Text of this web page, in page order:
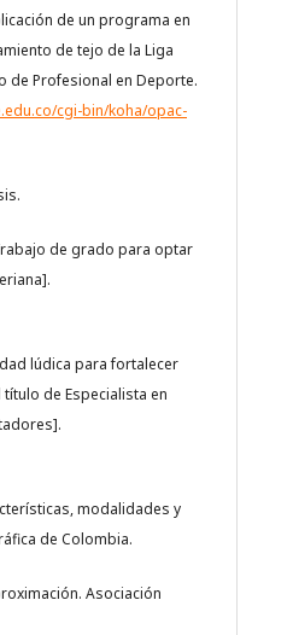
de un programa en
de tejo de la Liga
de Profesional en Deporte.
cgi-bin/koha/opac-
de grado para optar
lúdica para fortalecer
de Especialista en
modalidades y
de Colombia.
Asociación